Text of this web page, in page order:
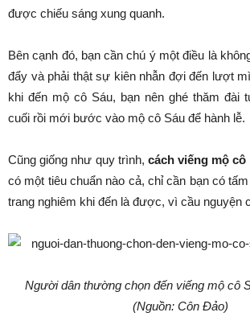
được chiếu sáng xung quanh.
Bên cạnh đó, bạn cần chú ý một điều là
đẩy và phải thật sự kiên nhẫn đợi đến lượt
khi đến mộ cô Sáu, bạn nên ghé thăm đài
cuối rồi mới bước vào mộ cô Sáu để hành lễ.
Cũng giống như quy trình, cách viếng mộ cô
có một tiêu chuẩn nào cả, chỉ cần bạn có
trang nghiêm khi đến là được, vì cầu nguyện
Người dân thường chọn đến viếng mộ cô
(Nguồn: Côn Đảo)